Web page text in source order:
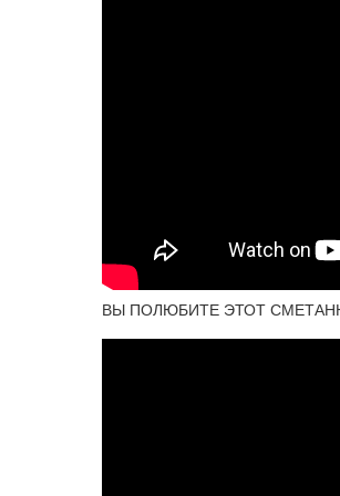
ВЫ ПОЛЮБИТЕ ЭТОТ